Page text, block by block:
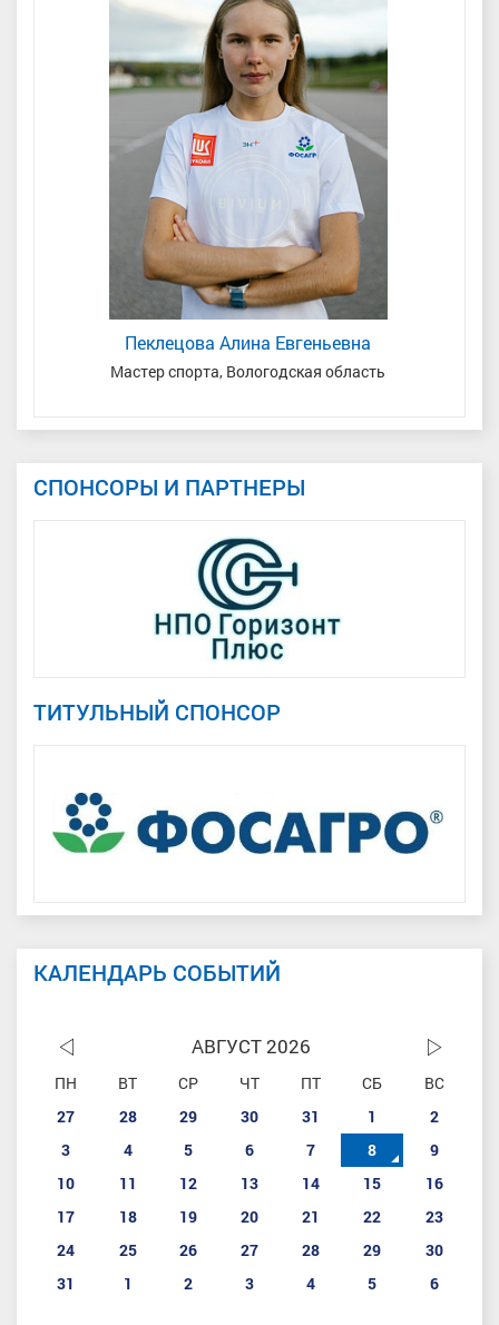
Пеклецова Алина Евгеньевна
Мастер спорта, Вологодская область
СПОНСОРЫ И ПАРТНЕРЫ
ТИТУЛЬНЫЙ СПОНСОР
КАЛЕНДАРЬ СОБЫТИЙ
АВГУСТ 2026
ПН ВТ СР ЧТ ПТ СБ
ВС
27
28 29 30 31 1
2
3
4 5 6 7 8
9
10
11 12 13 14 15
16
17
18 19 20 21 22
23
24
25 26 27 28 29
30
31
1 2 3 4 5 6